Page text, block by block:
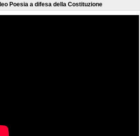
Poesia a difesa della Costituzione